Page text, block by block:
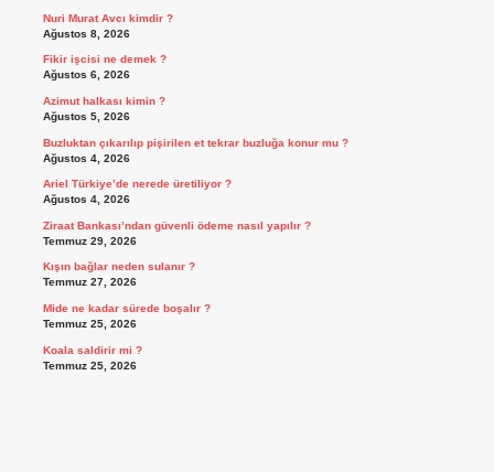
Nuri Murat Avcı kimdir ?
Ağustos 8, 2026
Fikir işcisi ne demek ?
Ağustos 6, 2026
Azimut halkası kimin ?
Ağustos 5, 2026
Buzluktan çıkarılıp pişirilen et tekrar buzluğa konur mu ?
Ağustos 4, 2026
Ariel Türkiye’de nerede üretiliyor ?
Ağustos 4, 2026
Ziraat Bankası’ndan güvenli ödeme nasıl yapılır ?
Temmuz 29, 2026
Kışın bağlar neden sulanır ?
Temmuz 27, 2026
Mide ne kadar sürede boşalır ?
Temmuz 25, 2026
Koala saldirir mi ?
Temmuz 25, 2026